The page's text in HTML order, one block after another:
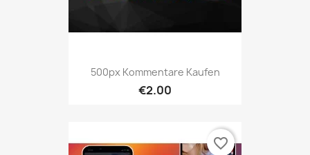
500px Kommentare Kaufen
€2.00
favorite_border